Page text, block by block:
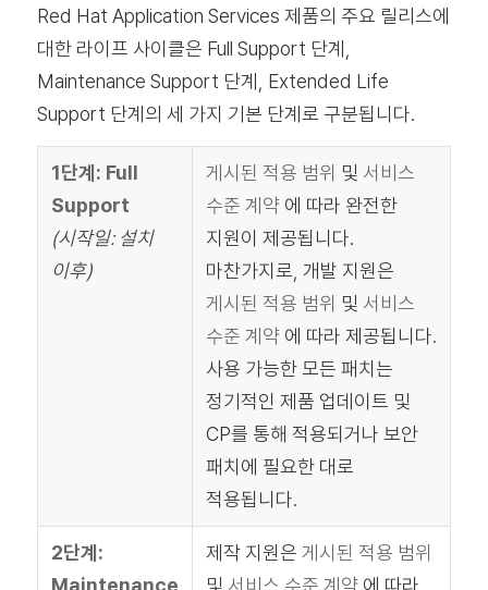
Red Hat Application Services 제품의 주요 릴리스에
대한 라이프 사이클은 Full Support 단계,
Maintenance Support 단계, Extended Life
Support 단계의 세 가지 기본 단계로 구분됩니다.
1단계: Full
Support
(시작일: 설치
이후)
게시된 적용 범위 및 서비스
수준 계약에 따라 완전한
지원이 제공됩니다.
마찬가지로, 개발 지원은
게시된 적용 범위 및 서비스
수준 계약에 따라 제공됩니다.
사용 가능한 모든 패치는
정기적인 제품 업데이트 및
CP를 통해 적용되거나 보안
패치에 필요한 대로
적용됩니다.
2단계:
Maintenance
제작 지원은 게시된 적용 범위
및 서비스 수준 계약에 따라